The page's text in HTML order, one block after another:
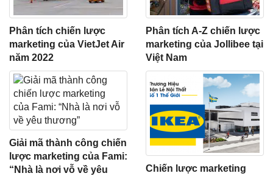
Phân tích chiến lược
marketing của VietJet Air
năm 2022
Phân tích A-Z chiến lược
marketing của Jollibee tại
Việt Nam
Giải mã thành công chiến
lược marketing của Fami:
“Nhà là nơi vỗ về yêu
Chiến lược marketing